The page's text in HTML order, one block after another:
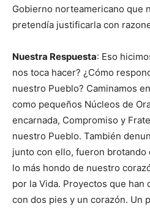
Gobierno norteamericano que
pretendía justificarla con
Nuestra Respuesta: Eso
nos toca hacer? ¿Cómo
nuestro Pueblo? Caminamos
como pequeños Núcleos de
encarnada, Compromiso y
nuestro Pueblo. También
junto con ello, fueron brotando
lo más hondo de nuestro
por la Vida. Proyectos que han
con dos pies y un corazón. Un